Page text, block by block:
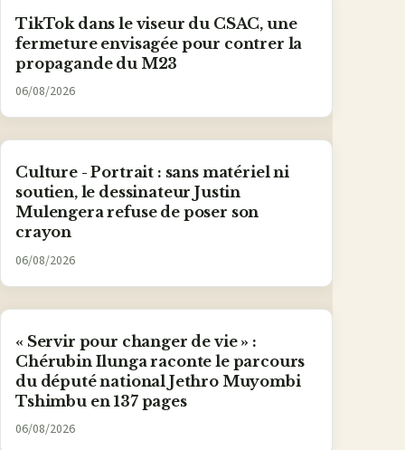
TikTok dans le viseur du CSAC, une
fermeture envisagée pour contrer la
propagande du M23
06/08/2026
Culture - Portrait : sans matériel ni
soutien, le dessinateur Justin
Mulengera refuse de poser son
crayon
06/08/2026
« Servir pour changer de vie » :
Chérubin Ilunga raconte le parcours
du député national Jethro Muyombi
Tshimbu en 137 pages
06/08/2026